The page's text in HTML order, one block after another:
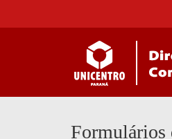
Formulários